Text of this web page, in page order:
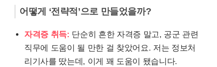
어떻게 ‘전략적’으로 만들었을까?
자격증 취득: 단순히 흔한 자격증 말고, 공군 관련
직무에 도움이 될 만한 걸 찾았어요. 저는 정보처
리기사를 땄는데, 이게 꽤 도움이 됐습니다.